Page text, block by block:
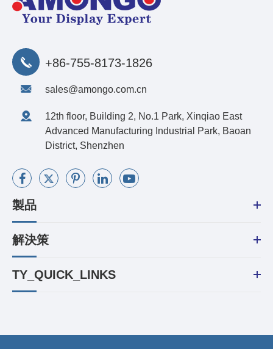
+86-755-8173-1826
sales@amongo.com.cn
12th floor, Building 2, No.1 Park, Xinqiao East
Advanced Manufacturing Industrial Park, Baoan
District, Shenzhen
製品
解決策
TY_QUICK_LINKS